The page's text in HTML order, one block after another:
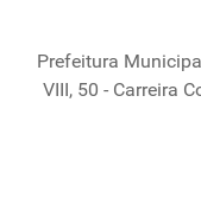
Prefeitura
VIII, 50 - Carreira